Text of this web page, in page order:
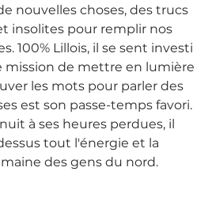
nouvelles choses, des trucs
insolites pour remplir nos
100% Lillois, il se sent investi
mission de mettre en lumière
les mots pour parler des
est son passe-temps favori.
à ses heures perdues, il
tout l'énergie et la
des gens du nord.